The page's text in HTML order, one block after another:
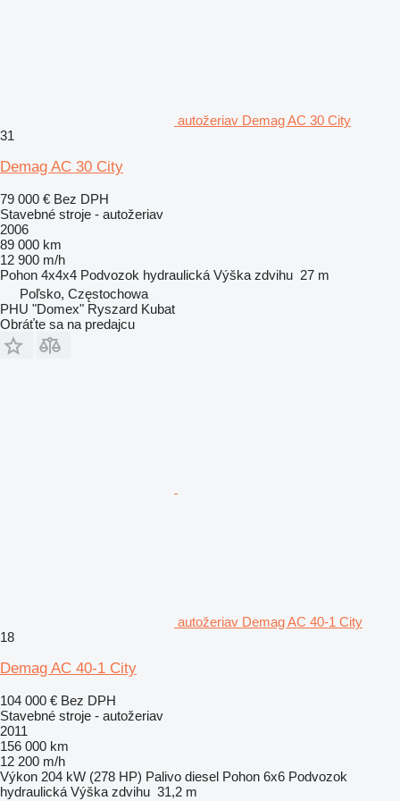
autožeriav Demag AC 30 City
31
Demag AC 30 City
79 000 € Bez DPH
Stavebné stroje - autožeriav
2006
89 000 km
12 900 m/h
Pohon 4x4x4 Podvozok hydraulická Výška zdvihu 27 m
Poľsko, Częstochowa
PHU "Domex" Ryszard Kubat
Obráťte sa na predajcu
autožeriav Demag AC 40-1 City
18
Demag AC 40-1 City
104 000 € Bez DPH
Stavebné stroje - autožeriav
2011
156 000 km
12 200 m/h
Výkon 204 kW (278 HP) Palivo diesel Pohon 6x6 Podvozok
hydraulická Výška zdvihu 31,2 m